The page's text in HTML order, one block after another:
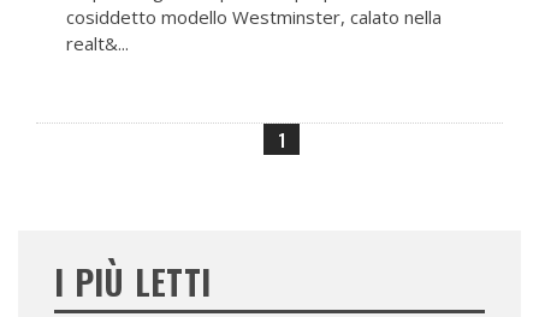
cosiddetto modello Westminster, calato nella
realt&...
1
I PIÙ LETTI